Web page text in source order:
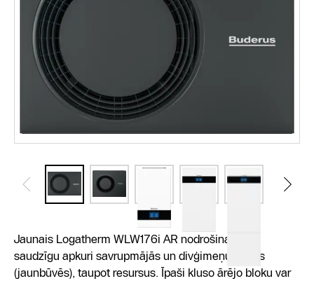
Jaunais Logatherm WLW176i AR nodrošina videi
saudzīgu apkuri savrupmājās un divģimeņu mājās
(jaunbūvēs), taupot resursus. Īpaši kluso ārējo bloku var